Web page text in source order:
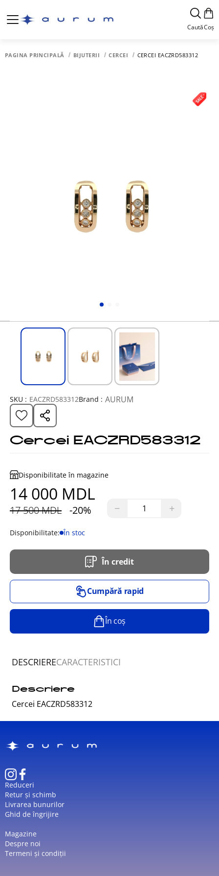
CautăCoș
PAGINA PRINCIPALĂ BIJUTERII CERCEI CERCEI EACZRD583312
SKU : EACZRD583312Brand : AURUM
Cercei EACZRD583312
Disponibilitate în magazine
14 000 MDL
17 500 MDL -20% − +
Disponibilitate: În stoc
În credit
Cumpără rapid
În coș
DESCRIERECARACTERISTICI
Descriere
Cercei EACZRD583312
Reduceri
Retur și schimb
Livrarea bunurilor
Ghid de îngrijire
Magazine
Despre noi
Termeni și condiții